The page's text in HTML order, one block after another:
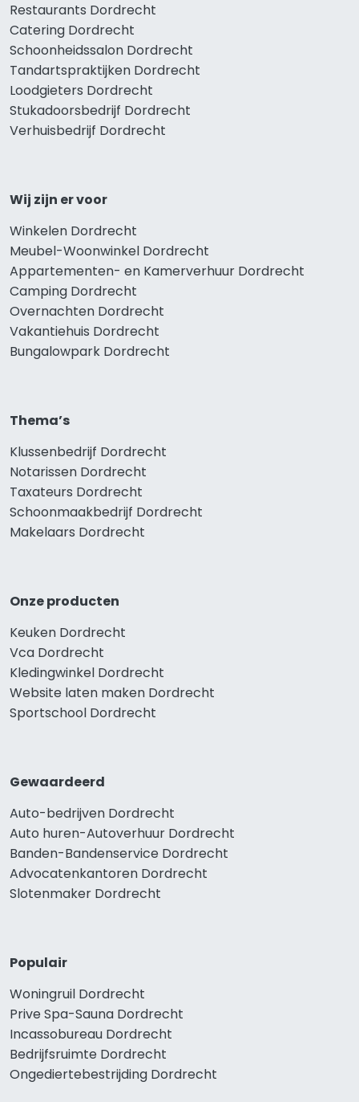
Restaurants Dordrecht
Catering Dordrecht
Schoonheidssalon Dordrecht
Tandartspraktijken Dordrecht
Loodgieters Dordrecht
Stukadoorsbedrijf Dordrecht
Verhuisbedrijf Dordrecht
Wij zijn er voor
Winkelen Dordrecht
Meubel-Woonwinkel Dordrecht
Appartementen- en Kamerverhuur Dordrecht
Camping Dordrecht
Overnachten Dordrecht
Vakantiehuis Dordrecht
Bungalowpark Dordrecht
Thema’s
Klussenbedrijf Dordrecht
Notarissen Dordrecht
Taxateurs Dordrecht
Schoonmaakbedrijf Dordrecht
Makelaars Dordrecht
Onze producten
Keuken Dordrecht
Vca Dordrecht
Kledingwinkel Dordrecht
Website laten maken Dordrecht
Sportschool Dordrecht
Gewaardeerd
Auto-bedrijven Dordrecht
Auto huren-Autoverhuur Dordrecht
Banden-Bandenservice Dordrecht
Advocatenkantoren Dordrecht
Slotenmaker Dordrecht
Populair
Woningruil Dordrecht
Prive Spa-Sauna Dordrecht
Incassobureau Dordrecht
Bedrijfsruimte Dordrecht
Ongediertebestrijding Dordrecht